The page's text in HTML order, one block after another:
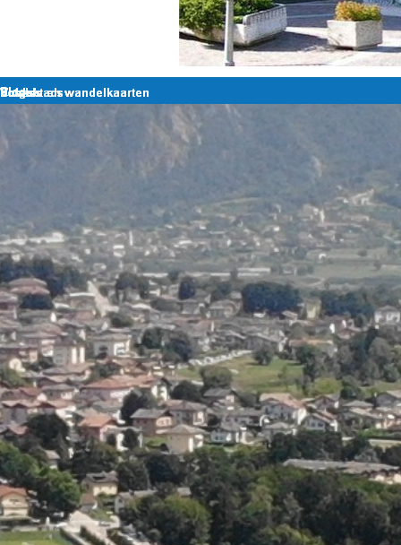
Terug naar de inhoud